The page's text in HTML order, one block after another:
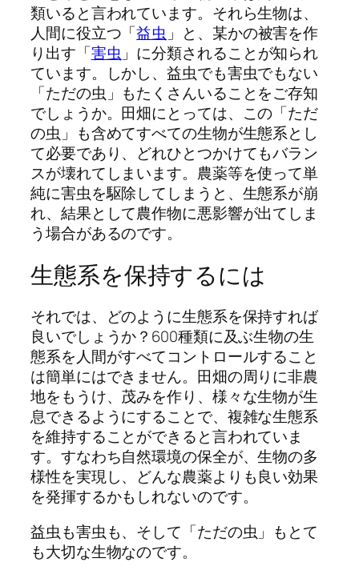
類いると言われています。それら生物は、
人間に役立つ「益虫 」と、某かの被害を作
り出す「害虫 」に分類されることが知られ
ています。しかし、益虫でも害虫でもない
「ただの虫」もたくさんいることをご存知
でしょうか。田畑にとっては、この「ただ
の虫」も含めてすべての生物が生態系とし
て必要であり、どれひとつかけてもバラン
スが壊れてしまいます。農薬等を使って単
純に害虫を駆除してしまうと、生態系が崩
れ、結果として農作物に悪影響が出てしま
う場合があるのです。
生態系を保持するには
それでは、どのように生態系を保持すれば
良いでしょうか？600種類に及ぶ生物の生
態系を人間がすべてコントロールすること
は簡単にはできません。田畑の周りに非農
地をもうけ、茂みを作り、様々な生物が生
息できるようにすることで、複雑な生態系
を維持することができると言われていま
す。すなわち自然環境の保全が、生物の多
様性を実現し、どんな農薬よりも良い効果
を発揮するかもしれないのです。
益虫も害虫も、そして「ただの虫」もとて
も大切な生物なのです。